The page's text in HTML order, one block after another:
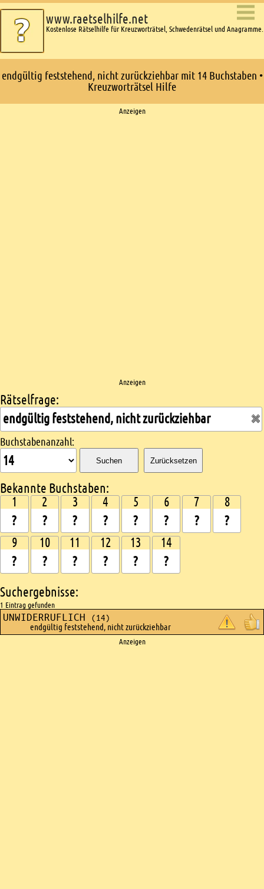
www.raetselhilfe.net
Kostenlose Rätselhilfe für Kreuzworträtsel, Schwedenrätsel und Anagramme.
endgültig feststehend, nicht zurückziehbar mit 14 Buchstaben •
Kreuzworträtsel Hilfe
Anzeigen
Anzeigen
Kreuzworträtsel suchen
Rätselfrage:
Buchstabenanzahl:
Suchen Zurücksetzen
Bekannte Buchstaben:
1 2 3 4 5 6 7 8
9 10 11 12 13 14
Suchergebnisse:
1 Eintrag gefunden
UNWIDERRUFLICH (14)
endgültig feststehend, nicht zurückziehbar
Anzeigen